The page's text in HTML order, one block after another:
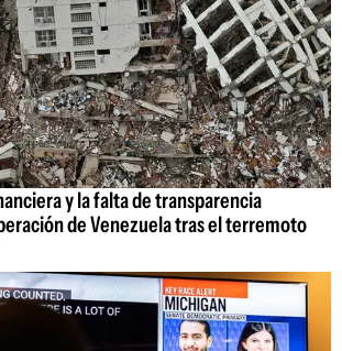
y la falta de transparencia
de Venezuela tras el terremoto